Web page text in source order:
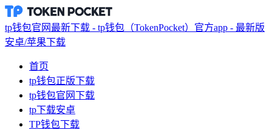
tp钱包官网最新下载 - tp钱包（TokenPocket）官方app - 最新版
安卓/苹果下载
首页
tp钱包正版下载
tp钱包官网下载
tp下载安卓
TP钱包下载